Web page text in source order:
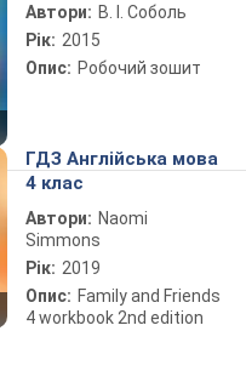
Автори: В. І. Соболь
Рік: 2015
Опис: Робочий зошит
ГДЗ Англійська мова
4 клас
Автори: Naomi
Simmons
Рік: 2019
Опис: Family and Friends
4 workbook 2nd edition